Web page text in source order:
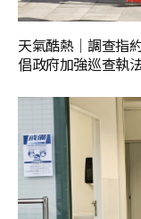
天氣酷熱│調查指
倡政府加強巡查執